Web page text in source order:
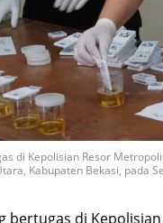
di Kepolisian Resor
Kabupaten Bekasi, pada
bertugas di